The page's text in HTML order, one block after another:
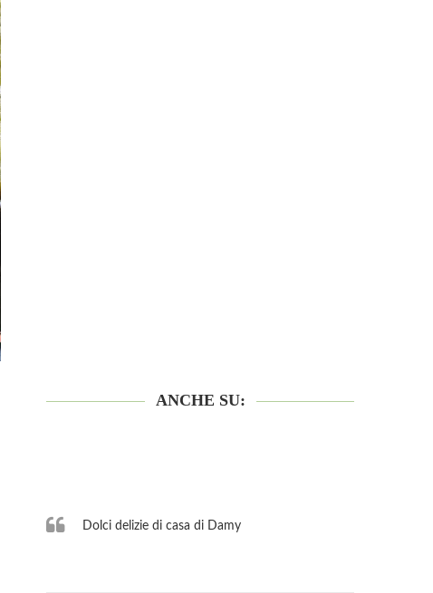
ANCHE SU:
Dolci delizie di casa di Damy